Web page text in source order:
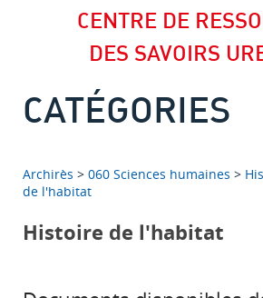
CENTRE DE
DES SAVOIRS
CATÉGORIES
Archirès > 060 Sciences humaines >
de l'habitat
Histoire de l'habitat